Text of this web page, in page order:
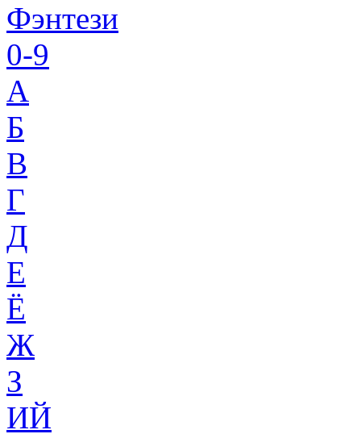
Фэнтези
0-9
A
Б
В
Г
Д
Е
Ё
Ж
З
ИЙ